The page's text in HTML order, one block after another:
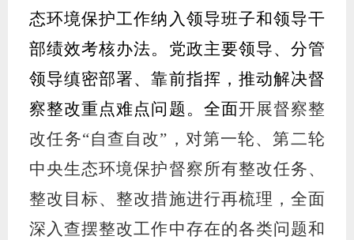
态环境保护工作纳入领导班子和领导干
部绩效考核办法。 党政主要领导、分管
领导缜密部署、靠前指挥， 推动解决督
察整改重点难点问题。 全面开展督察整
改任务“自查自改”， 对第一轮、第二轮
中央生态环境保护督察所有整改任务、
整改目标、整改措施进行再梳理，全面
深入查摆整改工作中存在的各类问题和